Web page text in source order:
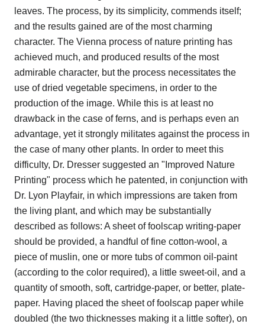
leaves. The process, by its simplicity, commends itself;
and the results gained are of the most charming
character. The Vienna process of nature printing has
achieved much, and produced results of the most
admirable character, but the process necessitates the
use of dried vegetable specimens, in order to the
production of the image. While this is at least no
drawback in the case of ferns, and is perhaps even an
advantage, yet it strongly militates against the process in
the case of many other plants. In order to meet this
difficulty, Dr. Dresser suggested an "Improved Nature
Printing" process which he patented, in conjunction with
Dr. Lyon Playfair, in which impressions are taken from
the living plant, and which may be substantially
described as follows: A sheet of foolscap writing-paper
should be provided, a handful of fine cotton-wool, a
piece of muslin, one or more tubs of common oil-paint
(according to the color required), a little sweet-oil, and a
quantity of smooth, soft, cartridge-paper, or better, plate-
paper. Having placed the sheet of foolscap paper while
doubled (the two thicknesses making it a little softer), on